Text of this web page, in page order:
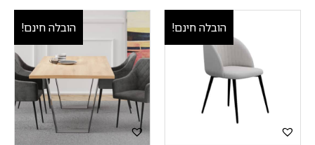
הובלה חינם! הובלה חינם!